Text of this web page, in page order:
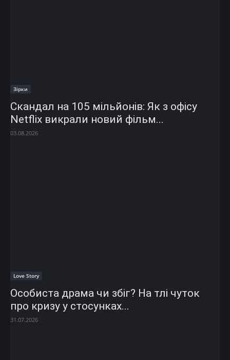
Зірки
Скандал на 105 мільйонів: Як з офісу
Netflix викрали новий фільм...
03.08.2026
Love Story
Особиста драма чи збіг? На тлі чуток
про кризу у стосунках...
31.07.2026